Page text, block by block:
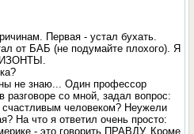
Первая - устал бухать.
от БАБ (не подумайте плохого). Я
не знаю... Один профессор
разговоре со мной, задал вопрос:
человеком? Неужели
На что я ответил очень просто:
- это говорить ПРАВДУ. Кроме